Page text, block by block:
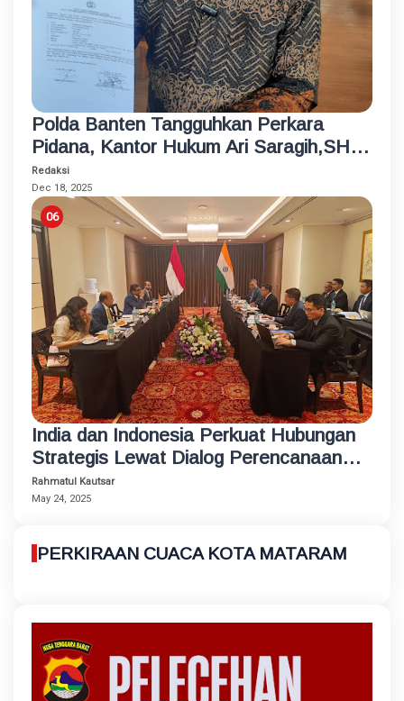
Polda Banten Tangguhkan Perkara
Pidana, Kantor Hukum Ari Saragih,SH
Lapor Propam Mabes Polri
Redaksi
Dec 18, 2025
India dan Indonesia Perkuat Hubungan
Strategis Lewat Dialog Perencanaan
Kebijakan di Jakarta
Rahmatul Kautsar
May 24, 2025
PERKIRAAN CUACA KOTA MATARAM